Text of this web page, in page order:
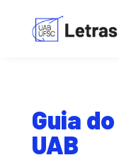
Guia
UAB